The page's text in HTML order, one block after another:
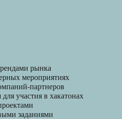
рынка
мероприятиях
партнеров
участия в хакатонах
заданиями